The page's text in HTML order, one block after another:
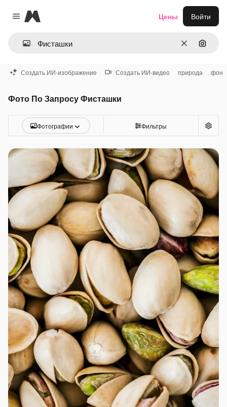
Close menu
Magnific
ОчиститьПоиск
Цены Войти
Создать ИИ-изображение Создать ИИ-видео природа фон
Фото По Запросу Фисташки
Фотографии Фильтры